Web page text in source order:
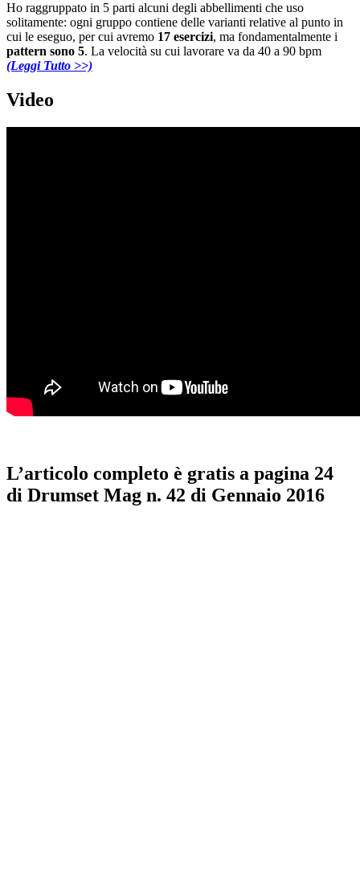
Ho raggruppato in 5 parti alcuni degli abbellimenti che uso
solitamente: ogni gruppo contiene delle varianti relative al punto in
cui le eseguo, per cui avremo 17 esercizi, ma fondamentalmente i
pattern sono 5. La velocità su cui lavorare va da 40 a 90 bpm
(Leggi Tutto >>)
Video
L’articolo completo è gratis a pagina 24
di Drumset Mag n. 42 di Gennaio 2016